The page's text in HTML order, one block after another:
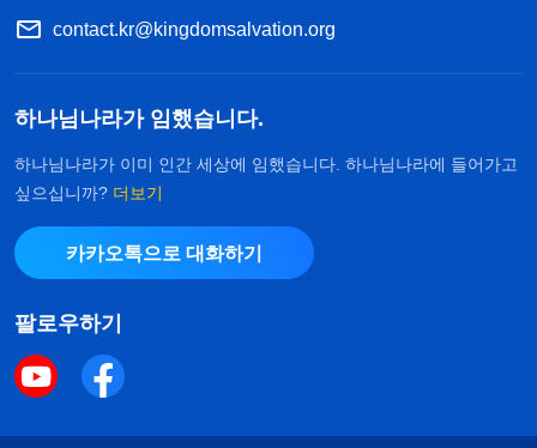
contact.kr@kingdomsalvation.org
하나님나라가 임했습니다.
하나님나라가 이미 인간 세상에 임했습니다. 하나님나라에 들어가고
싶으십니까? 더보기
카카오톡으로 대화하기
팔로우하기